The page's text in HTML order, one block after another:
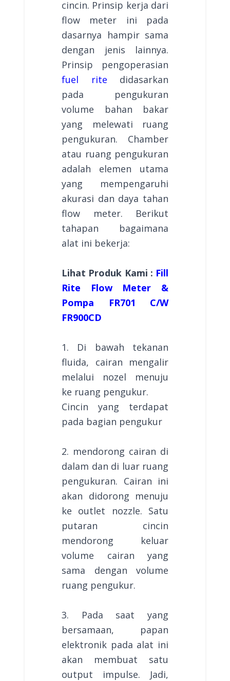
cincin. Prinsip kerja dari
flow meter ini pada
dasarnya hampir sama
dengan jenis lainnya.
Prinsip pengoperasian
fuel rite didasarkan
pada pengukuran
volume bahan bakar
yang melewati ruang
pengukuran. Chamber
atau ruang pengukuran
adalah elemen utama
yang mempengaruhi
akurasi dan daya tahan
flow meter. Berikut
tahapan bagaimana
alat ini bekerja:
Lihat Produk Kami : Fill
Rite Flow Meter &
Pompa FR701 C/W
FR900CD
1. Di bawah tekanan
fluida, cairan mengalir
melalui nozel menuju
ke ruang pengukur.
Cincin yang terdapat
pada bagian pengukur
2. mendorong cairan di
dalam dan di luar ruang
pengukuran. Cairan ini
akan didorong menuju
ke outlet nozzle. Satu
putaran cincin
mendorong keluar
volume cairan yang
sama dengan volume
ruang pengukur.
3. Pada saat yang
bersamaan, papan
elektronik pada alat ini
akan membuat satu
output impulse. Jadi,